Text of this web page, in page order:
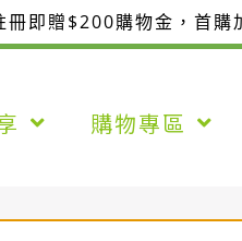
即贈$200購物金，首購
購物專區